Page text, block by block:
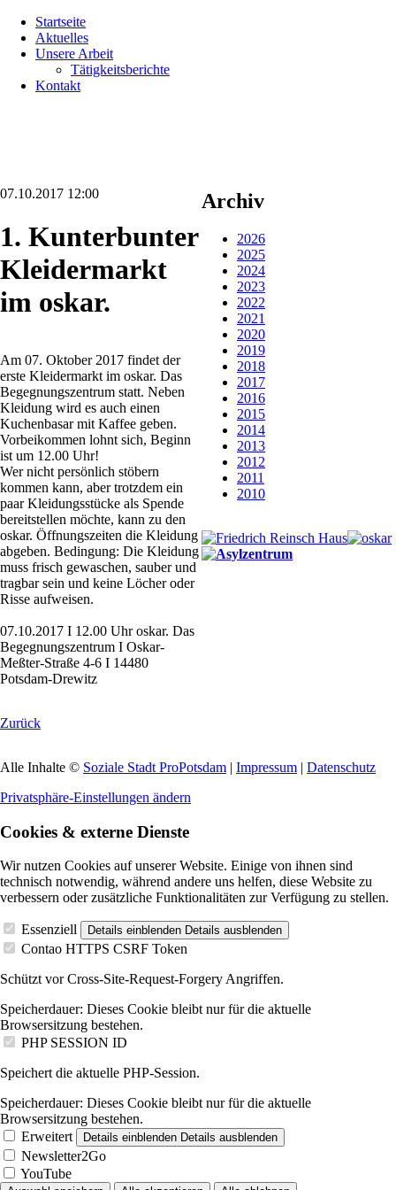
überspringen
Startseite
Aktuelles
Unsere Arbeit
Tätigkeitsberichte
Kontakt
07.10.2017 12:00
1. Kunterbunter
Kleidermarkt
im oskar.
Am 07. Oktober 2017 findet der
erste Kleidermarkt im oskar. Das
Begegnungszentrum statt. Neben
Kleidung wird es auch einen
Kuchenbasar mit Kaffee geben.
Vorbeikommen lohnt sich, Beginn
ist um 12.00 Uhr!
Wer nicht persönlich stöbern
kommen kann, aber trotzdem ein
paar Kleidungsstücke als Spende
bereitstellen möchte, kann zu den
oskar. Öffnungszeiten die Kleidung
abgeben. Bedingung: Die Kleidung
muss frisch gewaschen, sauber und
tragbar sein und keine Löcher oder
Risse aufweisen.
07.10.2017 I 12.00 Uhr oskar. Das
Begegnungszentrum I Oskar-
Meßter-Straße 4-6 I 14480
Potsdam-Drewitz
Zurück
Archiv
2026
2025
2024
2023
2022
2021
2020
2019
2018
2017
2016
2015
2014
2013
2012
2011
2010
Alle Inhalte © Soziale Stadt ProPotsdam | Impressum | Datenschutz
Privatsphäre-Einstellungen ändern
Cookies & externe Dienste
Wir nutzen Cookies auf unserer Website. Einige von ihnen sind
technisch notwendig, während andere uns helfen, diese Website zu
verbessern oder zusätzliche Funktionalitäten zur Verfügung zu stellen.
Essenziell Details einblenden Details ausblenden
Contao HTTPS CSRF Token
Schützt vor Cross-Site-Request-Forgery Angriffen.
Speicherdauer: Dieses Cookie bleibt nur für die aktuelle
Browsersitzung bestehen.
PHP SESSION ID
Speichert die aktuelle PHP-Session.
Speicherdauer: Dieses Cookie bleibt nur für die aktuelle
Browsersitzung bestehen.
Erweitert
Details einblenden Details ausblenden
Newsletter2Go
YouTube